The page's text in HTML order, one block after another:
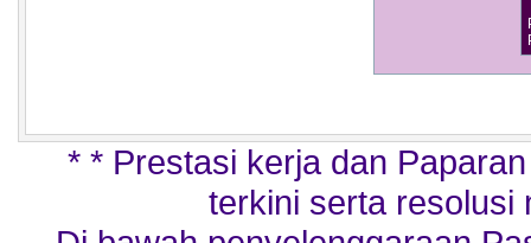
* * Prestasi kerja dan
terkini serta resolusi